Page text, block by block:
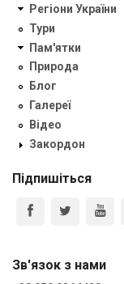
Регіони України
Тури
Пам'ятки
Природа
Блог
Галереї
Відео
Закордон
Підпишіться
Зв'язок з нами